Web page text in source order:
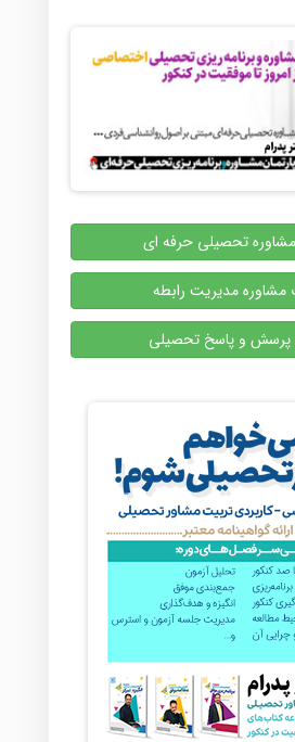
تحصیلی حرفه ای
مدیریت رابطه
و پاسخ تحصیلی